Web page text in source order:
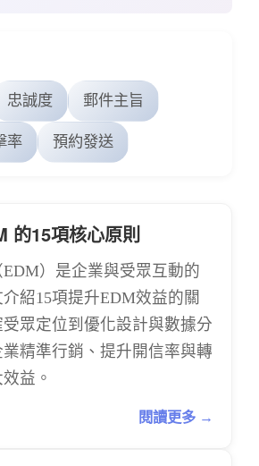
忠誠度 郵件主旨
率 預約發送
的15項核心原則
）是企業與受眾互動的
紹15項提升EDM效益的關
眾定位到優化設計與數據分
精準行銷、提升開信率與轉
益。
閱讀更多 →